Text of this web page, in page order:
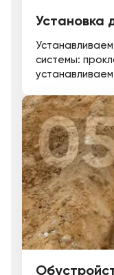
Установка
системы: